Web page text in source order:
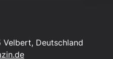
Deutschland